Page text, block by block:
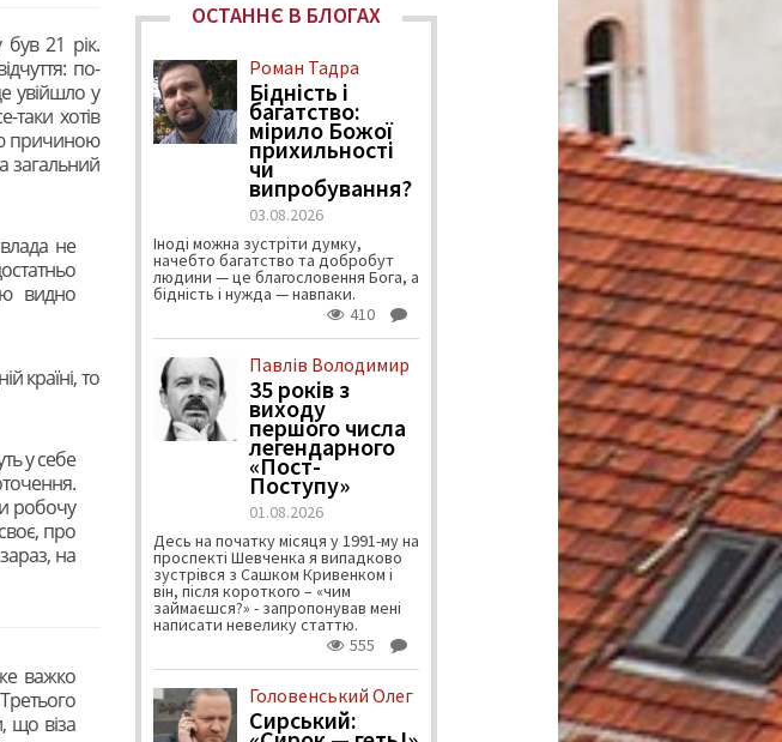
21 рік.
по-
увійшло у
таки хотів
причиною
загальний
не
видно
країні, то
у себе
робочу
про
на
важко
що віза
ОСТАННЄ В БЛОГАХ
Роман Тадра
Бідність і
багатство:
мірило Божої
прихильності
чи
випробування?
03.08.2026
Іноді можна зустріти думку,
начебто багатство та добробут
людини — це благословення Бога, а
бідність і нужда — навпаки.
410
Павлів Володимир
35 років з
виходу
першого числа
легендарного
«Пост-
Поступу»
01.08.2026
Десь на початку місяця у 1991-му на
проспекті Шевченка я випадково
зустрівся з Сашком Кривенком і
він, після короткого – «чим
займаєшся?» - запропонував мені
написати невелику статтю.
555
Головенський Олег
Сирський: